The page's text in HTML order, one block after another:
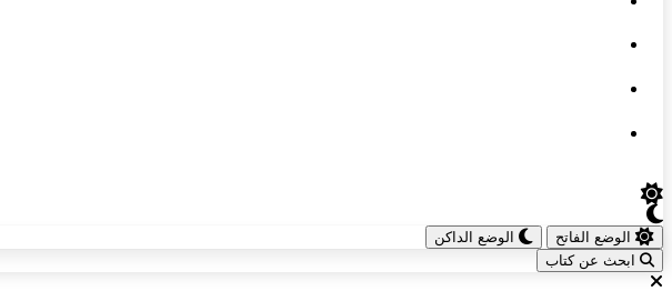
الوضع الفاتح
الوضع الداكن
ابحث عن كتاب